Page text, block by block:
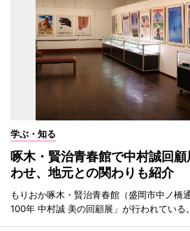
学ぶ・知る
啄木・賢治青春館で中村誠回
わせ、地元との関わりも紹介
もりおか啄木・賢治青春館（盛岡市中ノ橋
100年 中村誠 美の回顧展」が行われている。